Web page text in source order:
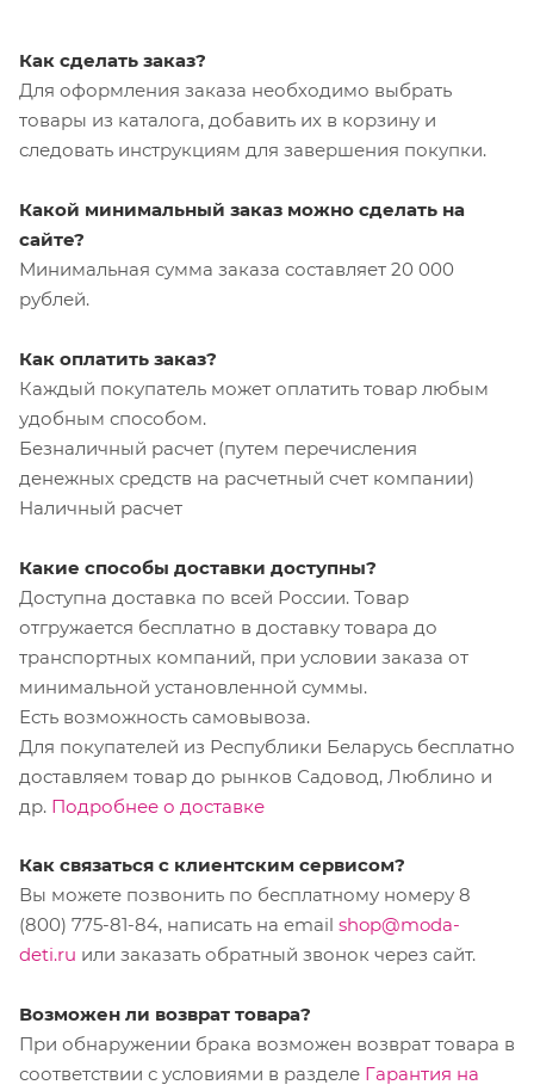
Как сделать заказ?
Для оформления заказа необходимо выбрать
товары из каталога, добавить их в корзину и
следовать инструкциям для завершения покупки.
Какой минимальный заказ можно сделать на
сайте?
Минимальная сумма заказа составляет 20 000
рублей.
Как оплатить заказ?
Каждый покупатель может оплатить товар любым
удобным способом.
Безналичный расчет (путем перечисления
денежных средств на расчетный счет компании)
Наличный расчет
Какие способы доставки доступны?
Доступна доставка по всей России. Товар
отгружается бесплатно в доставку товара до
транспортных компаний, при условии заказа от
минимальной установленной суммы.
Есть возможность самовывоза.
Для покупателей из Республики Беларусь бесплатно
доставляем товар до рынков Садовод, Люблино и
др. Подробнее о доставке
Как связаться с клиентским сервисом?
Вы можете позвонить по бесплатному номеру 8
(800) 775-81-84, написать на email shop@moda-
deti.ru или заказать обратный звонок через сайт.
Возможен ли возврат товара?
При обнаружении брака возможен возврат товара в
соответствии с условиями в разделе Гарантия на